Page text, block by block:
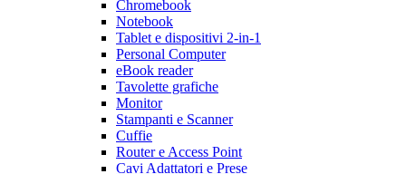
Chromebook
Notebook
Tablet e dispositivi 2-in-1
Personal Computer
eBook reader
Tavolette grafiche
Monitor
Stampanti e Scanner
Cuffie
Router e Access Point
Cavi Adattatori e Prese